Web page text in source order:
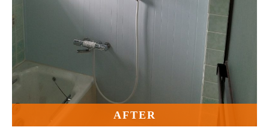
AFTER